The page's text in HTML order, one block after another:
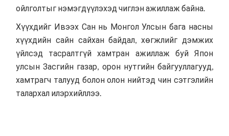
ойлголтыг нэмэгдүүлэхэд чиглэн ажиллаж байна.
Хүүхдийг Ивээх Сан нь Монгол Улсын бага насны
хүүхдийн сайн сайхан байдал, хөгжлийг дэмжих
үйлсэд тасралтгүй хамтран ажиллаж буй Япон
улсын Засгийн газар, орон нутгийн байгууллагууд,
хамтрагч талууд болон олон нийтэд чин сэтгэлийн
талархал илэрхийллээ.